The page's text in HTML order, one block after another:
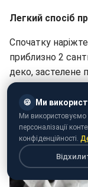
Легкий спосіб
Спочатку
приблизно 2
деко, застелене
посипте тертою
при температурі
Дайте їм трохи
вершковий сир,
🍪 Ми
Ми використовуємо
персоналізації
конфіденційності.